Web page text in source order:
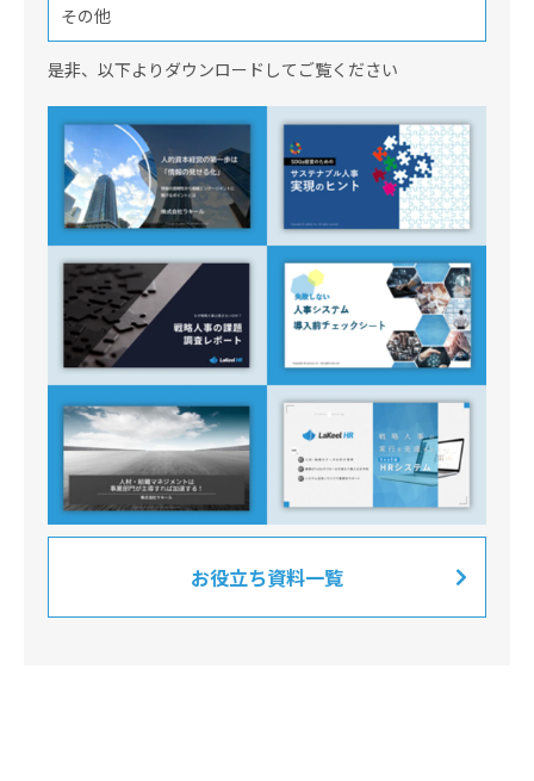
その他
是非、以下よりダウンロードしてご覧ください
お役立ち資料一覧